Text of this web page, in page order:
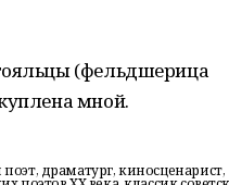
(фельдшерица
мной.
драматург, киносценарист,